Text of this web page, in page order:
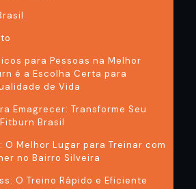
para Pessoas na Melhor
é a Escolha Certa para
de Vida
Emagrecer: Transforme Seu
Brasil
O Melhor Lugar para Treinar com
no Bairro Silveira
O Treino Rápido e Eficiente